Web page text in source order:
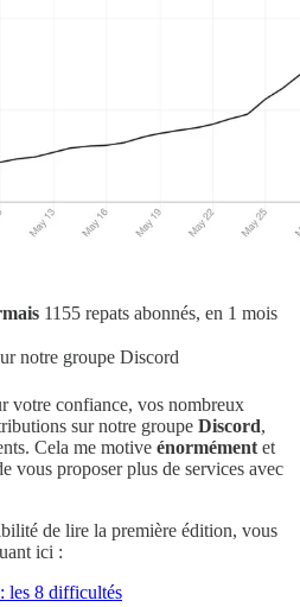
1155 repats abonnés, en 1 mois
notre groupe Discord
votre confiance, vos nombreux
sur notre groupe Discord,
Cela me motive énormément et
vous proposer plus de services avec
de lire la première édition, vous
ici :
les 8 difficultés